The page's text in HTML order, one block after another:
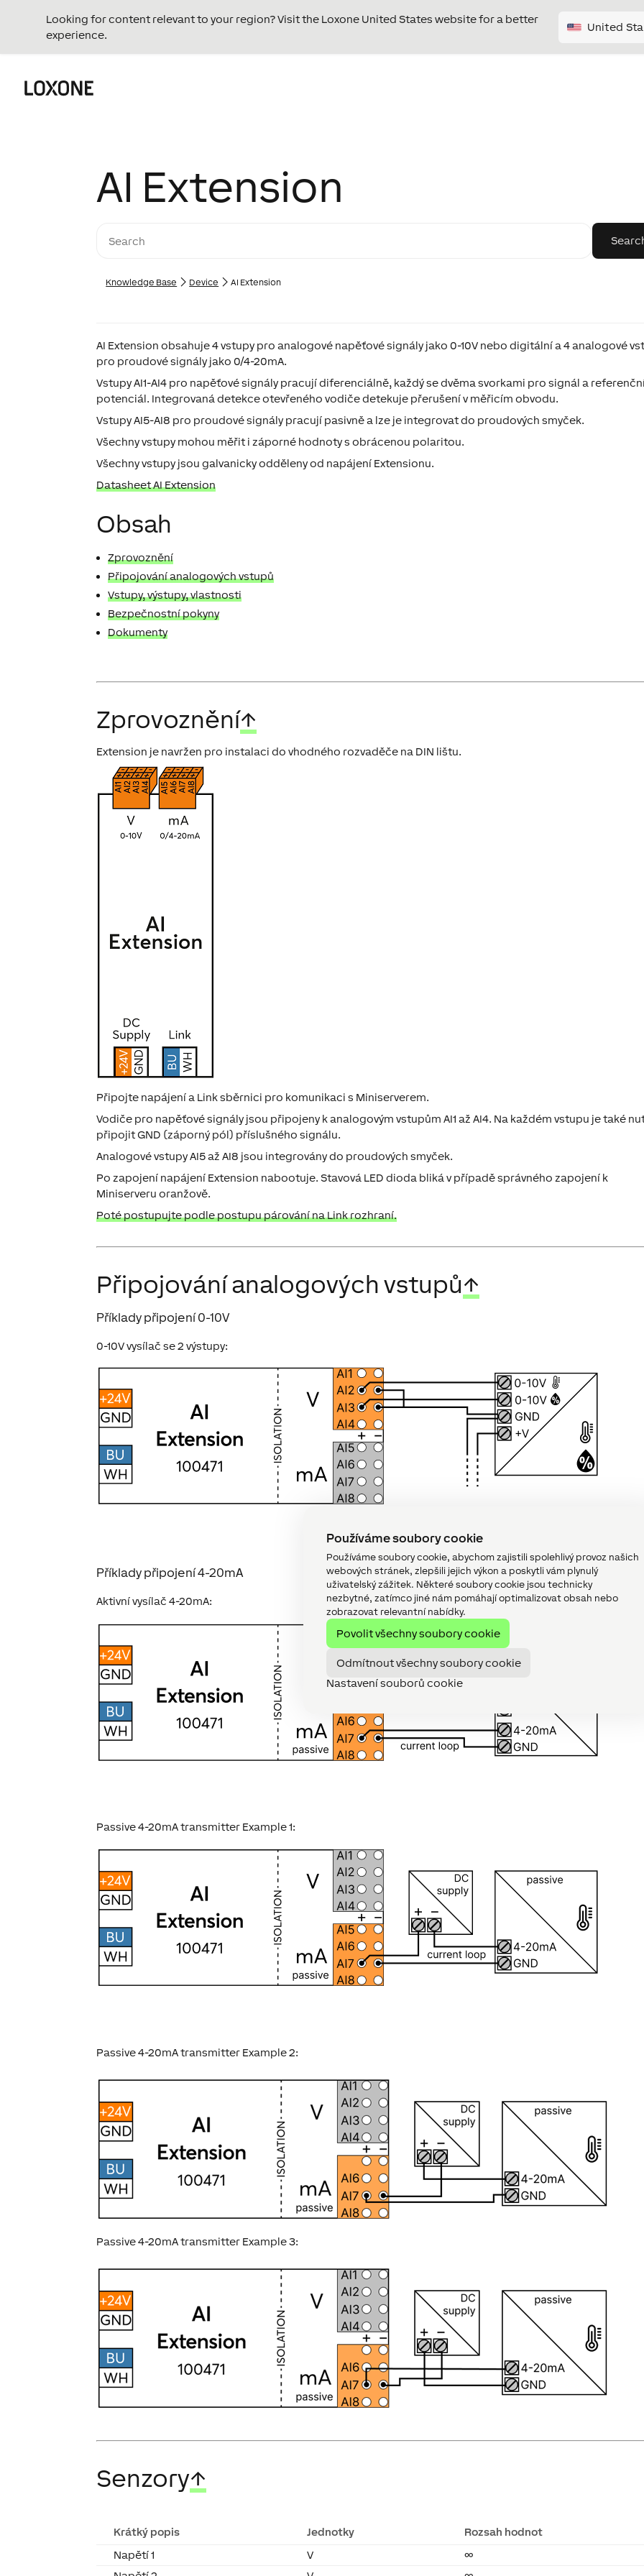
Používáme soubory cookie
Používáme soubory cookie, abychom zajistili spolehlivý provoz našich
webových stránek, zlepšili jejich výkon a poskytli vám plynulý
uživatelský zážitek. Některé soubory cookie jsou technicky
nezbytné, zatímco jiné nám pomáhají optimalizovat obsah nebo
zobrazovat relevantní nabídky.
Povolit všechny soubory cookie
Odmítnout všechny soubory cookie
Nastavení souborů cookie
Looking for content relevant to your region? Visit the Loxone United States website for a better
experience.
United
AI Extension
Knowledge Base Device AI Extension
AI Extension obsahuje 4 vstupy pro analogové napěťové signály jako 0-10V nebo digitální a 4 analogové
pro proudové signály jako 0/4-20mA.
Vstupy AI1-AI4 pro napěťové signály pracují diferenciálně, každý se dvěma svorkami pro signál a
potenciál. Integrovaná detekce otevřeného vodiče detekuje přerušení v měřicím obvodu.
Vstupy AI5-AI8 pro proudové signály pracují pasivně a lze je integrovat do proudových smyček.
Všechny vstupy mohou měřit i záporné hodnoty s obrácenou polaritou.
Všechny vstupy jsou galvanicky odděleny od napájení Extensionu.
Datasheet AI Extension
Obsah
Zprovoznění
Připojování analogových vstupů
Vstupy, výstupy, vlastnosti
Bezpečnostní pokyny
Dokumenty
Zprovoznění↑
Extension je navržen pro instalaci do vhodného rozvaděče na DIN lištu.
Připojte napájení a Link sběrnici pro komunikaci s Miniserverem.
Vodiče pro napěťové signály jsou připojeny k analogovým vstupům AI1 až AI4. Na každém vstupu je také
připojit GND (záporný pól) příslušného signálu.
Analogové vstupy AI5 až AI8 jsou integrovány do proudových smyček.
Po zapojení napájení Extension nabootuje. Stavová LED dioda bliká v případě správného zapojení k
Miniserveru oranžově.
Poté postupujte podle postupu párování na Link rozhraní.
Připojování analogových vstupů↑
Příklady připojení 0-10V
0-10V vysílač se 2 výstupy:
Příklady připojení 4-20mA
Aktivní vysílač 4-20mA:
Passive 4-20mA transmitter Example 1:
Passive 4-20mA transmitter Example 2:
Passive 4-20mA transmitter Example 3:
Senzory↑
Krátký popis Jednotky
Rozsah hodnot
Napětí 1
V
∞